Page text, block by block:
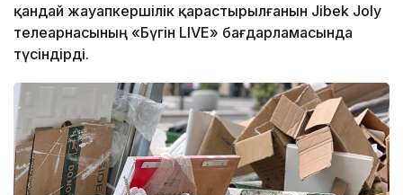
қандай жауапкершілік қарастырылғанын Jibek Joly
телеарнасының «Бүгін LIVE» бағдарламасында
түсіндірді.